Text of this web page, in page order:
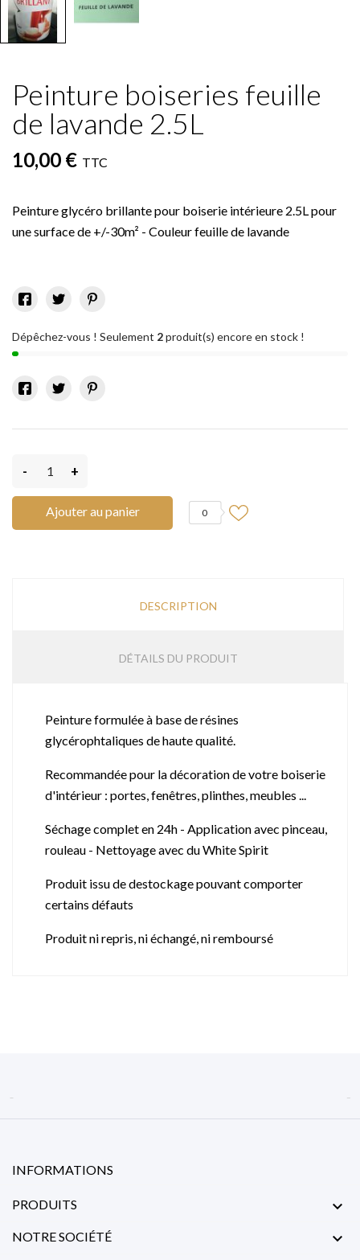
Peinture boiseries feuille
de lavande 2.5L
10,00 € TTC
Peinture glycéro brillante pour boiserie intérieure 2.5L pour
une surface de +/-30m² - Couleur feuille de lavande
Dépêchez-vous ! Seulement 2produit(s) encore en stock !
- +
Ajouter au panier 0
DESCRIPTION
DÉTAILS DU PRODUIT
Peinture formulée à base de résines
glycérophtaliques de haute qualité.
Recommandée pour la décoration de votre boiserie
d'intérieur : portes, fenêtres, plinthes, meubles ...
Séchage complet en 24h - Application avec pinceau,
rouleau - Nettoyage avec du White Spirit
Produit issu de destockage pouvant comporter
certains défauts
Produit ni repris, ni échangé, ni remboursé
 
INFORMATIONS
PRODUITS 
NOTRE SOCIÉTÉ 